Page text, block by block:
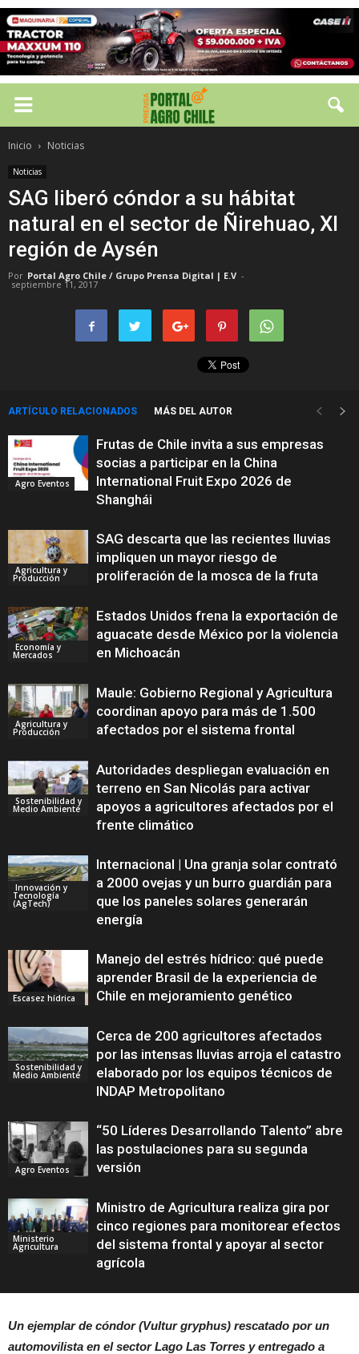
Inicio Noticias
Noticias
SAG liberó cóndor a su hábitat
natural en el sector de Ñirehuao, XI
región de Aysén
Por Portal Agro Chile / Grupo Prensa Digital | E.V -
septiembre 11, 2017
ARTÍCULO RELACIONADOS MÁS DEL AUTOR
Agro Eventos
Frutas de Chile invita a sus empresas
socias a participar en la China
International Fruit Expo 2026 de
Shanghái
Agricultura y
Producción
SAG descarta que las recientes lluvias
impliquen un mayor riesgo de
proliferación de la mosca de la fruta
Economía y
Mercados
Estados Unidos frena la exportación de
aguacate desde México por la violencia
en Michoacán
Agricultura y
Producción
Maule: Gobierno Regional y Agricultura
coordinan apoyo para más de 1.500
afectados por el sistema frontal
Sostenibilidad y
Medio Ambiente
Autoridades despliegan evaluación en
terreno en San Nicolás para activar
apoyos a agricultores afectados por el
frente climático
Innovación y
Tecnología
(AgTech)
Internacional | Una granja solar contrató
a 2000 ovejas y un burro guardián para
que los paneles solares generarán
energía
Escasez hídrica
Manejo del estrés hídrico: qué puede
aprender Brasil de la experiencia de
Chile en mejoramiento genético
Sostenibilidad y
Medio Ambiente
Cerca de 200 agricultores afectados
por las intensas lluvias arroja el catastro
elaborado por los equipos técnicos de
INDAP Metropolitano
Agro Eventos
“50 Líderes Desarrollando Talento” abre
las postulaciones para su segunda
versión
Ministerio
Agricultura
Ministro de Agricultura realiza gira por
cinco regiones para monitorear efectos
del sistema frontal y apoyar al sector
agrícola
Un ejemplar de cóndor (Vultur gryphus) rescatado por un
automovilista en el sector Lago Las Torres y entregado a